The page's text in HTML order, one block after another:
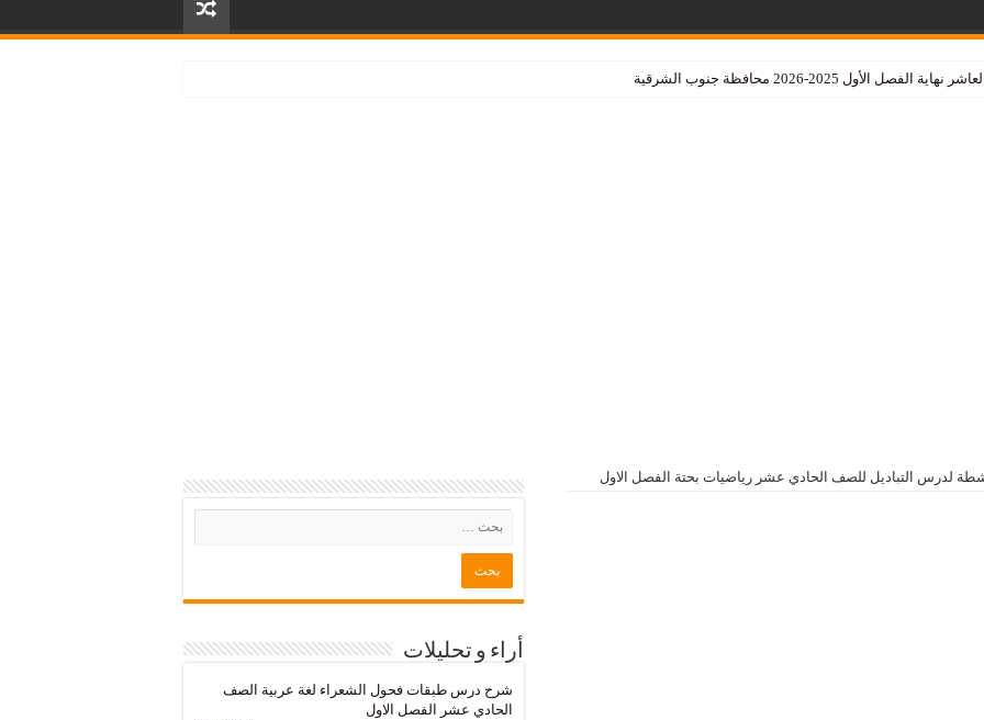
2025-2026 محافظة جنوب الشرقية
لدرس التباديل للصف الحادي عشر رياضيات بحتة الفصل الاول
أراء و تحليلات
شرح درس طبقات فحول الشعراء لغة عربية الصف
الحادي عشر الفصل الاول